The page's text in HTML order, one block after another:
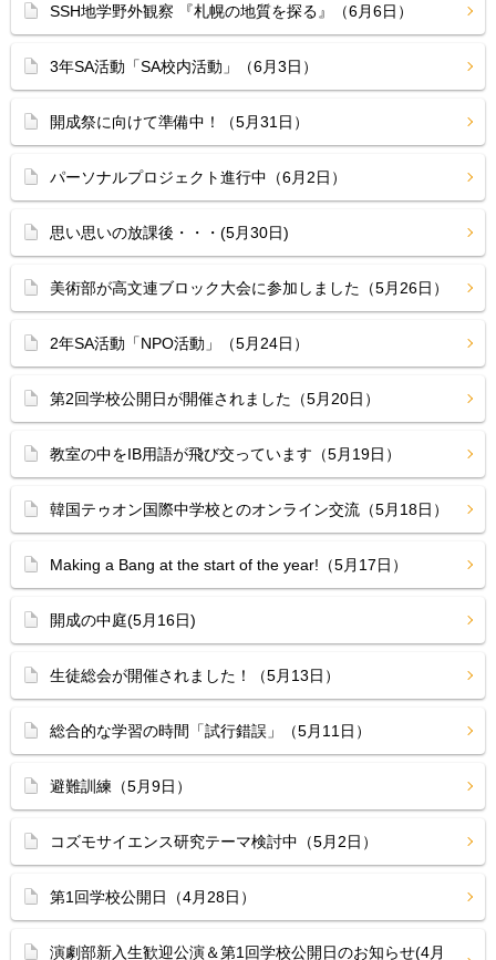
SSH地学野外観察 『札幌の地質を探る』（6月6日）
3年SA活動「SA校内活動」（6月3日）
開成祭に向けて準備中！（5月31日）
パーソナルプロジェクト進行中（6月2日）
思い思いの放課後・・・(5月30日)
美術部が高文連ブロック大会に参加しました（5月26日）
2年SA活動「NPO活動」（5月24日）
第2回学校公開日が開催されました（5月20日）
教室の中をIB用語が飛び交っています（5月19日）
韓国テゥオン国際中学校とのオンライン交流（5月18日）
Making a Bang at the start of the year!（5月17日）
開成の中庭(5月16日)
生徒総会が開催されました！（5月13日）
総合的な学習の時間「試行錯誤」（5月11日）
避難訓練（5月9日）
コズモサイエンス研究テーマ検討中（5月2日）
第1回学校公開日（4月28日）
演劇部新入生歓迎公演＆第1回学校公開日のお知らせ(4月